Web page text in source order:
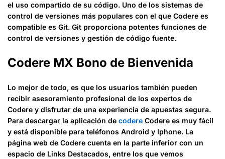
el uso compartido de su código. Uno de los sistemas de
control de versiones más populares con el que Codere es
compatible es Git. Git proporciona potentes funciones de
control de versiones y gestión de código fuente.
Codere MX Bono de Bienvenida
Lo mejor de todo, es que los usuarios también pueden
recibir asesoramiento profesional de los expertos de
Codere y disfrutar de una experiencia de apuestas segura.
Para descargar la aplicación de codere Codere es muy fácil
y está disponible para teléfonos Android y Iphone. La
página web de Codere cuenta en la parte inferior con un
espacio de Links Destacados, entre los que vemos